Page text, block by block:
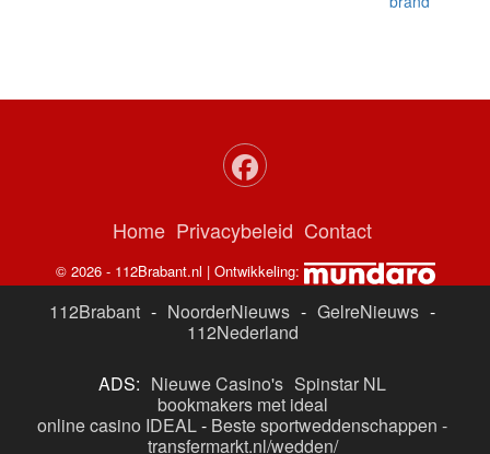
Home Privacybeleid Contact
© 2026 - 112Brabant.nl | Ontwikkeling:
112Brabant - NoorderNieuws - GelreNieuws -
112Nederland
ADS: Nieuwe Casino's Spinstar NL
bookmakers met ideal
online casino IDEAL- Beste sportweddenschappen -
transfermarkt.nl/wedden/